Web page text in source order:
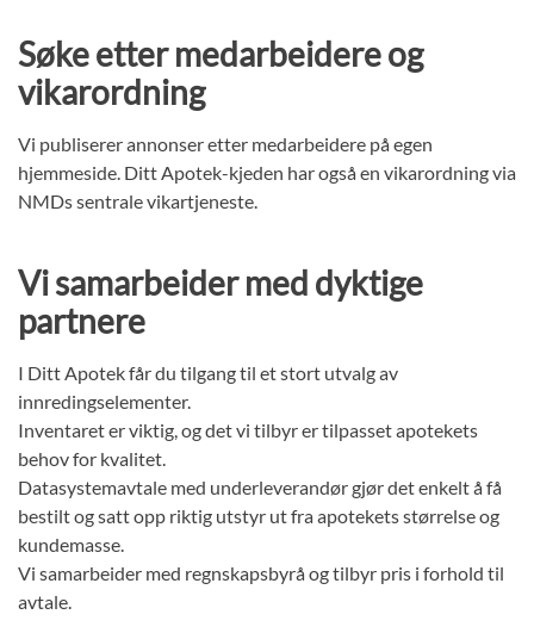
Søke etter medarbeidere og
vikarordning
Vi publiserer annonser etter medarbeidere på egen
hjemmeside. Ditt Apotek-kjeden har også en vikarordning via
NMDs sentrale vikartjeneste.
Vi samarbeider med dyktige
partnere
I Ditt Apotek får du tilgang til et stort utvalg av
innredingselementer.
Inventaret er viktig, og det vi tilbyr er tilpasset apotekets
behov for kvalitet.
Datasystemavtale med underleverandør gjør det enkelt å få
bestilt og satt opp riktig utstyr ut fra apotekets størrelse og
kundemasse.
Vi samarbeider med regnskapsbyrå og tilbyr pris i forhold til
avtale.